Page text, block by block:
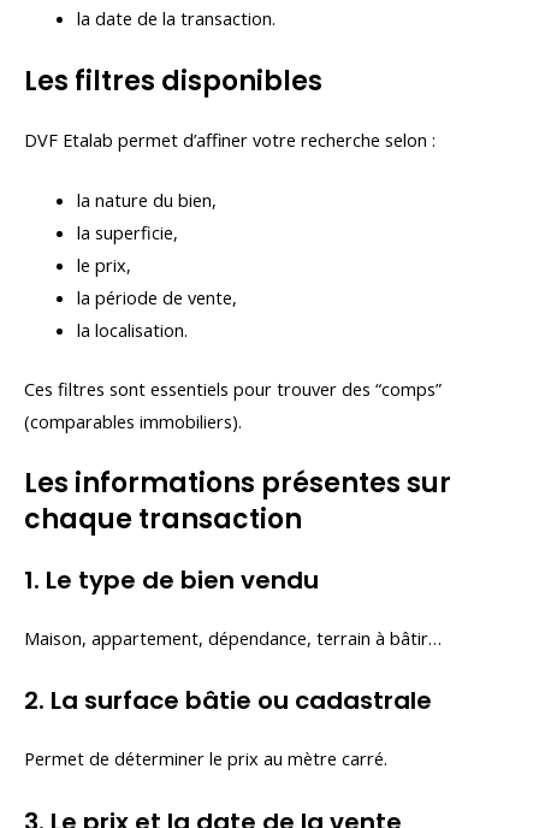
la date de la transaction.
Les filtres disponibles
DVF Etalab permet d’affiner votre recherche selon :
la nature du bien,
la superficie,
le prix,
la période de vente,
la localisation.
Ces filtres sont essentiels pour trouver des “comps”
(comparables immobiliers).
Les informations présentes sur
chaque transaction
1. Le type de bien vendu
Maison, appartement, dépendance, terrain à bâtir…
2. La surface bâtie ou cadastrale
Permet de déterminer le prix au mètre carré.